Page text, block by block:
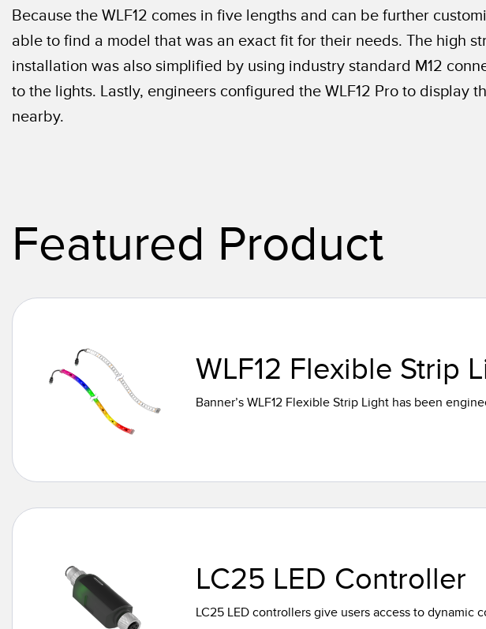
Because the WLF12 comes in five lengths and can be further
able to find a model that was an exact fit for their needs. The high
installation was also simplified by using industry standard M12
to the lights. Lastly, engineers configured the WLF12 Pro to display
nearby.
Featured Product
WLF12 Flexible Strip
Banner’s WLF12 Flexible Strip Light has been
LC25 LED Controller
LC25 LED controllers give users access to dynamic